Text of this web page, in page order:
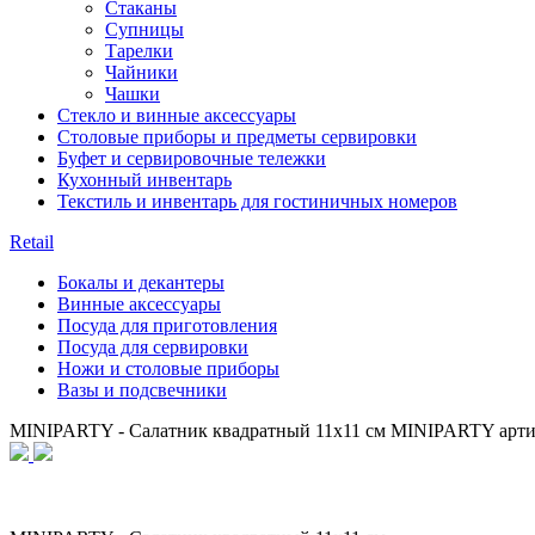
Стаканы
Супницы
Тарелки
Чайники
Чашки
Стекло и винные аксессуары
Столовые приборы и предметы сервировки
Буфет и сервировочные тележки
Кухонный инвентарь
Текстиль и инвентарь для гостиничных номеров
Retail
Бокалы и декантеры
Винные аксессуары
Посуда для приготовления
Посуда для сервировки
Ножи и столовые приборы
Вазы и подсвечники
MINIPARTY - Салатник квадратный 11x11 см MINIPARTY